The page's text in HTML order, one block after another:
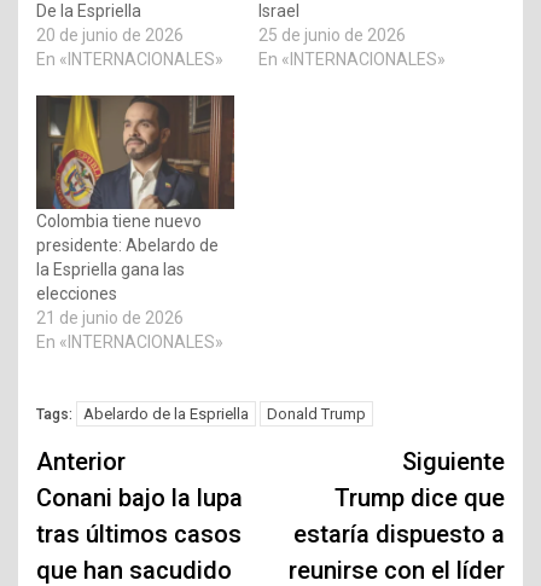
De la Espriella
20 de junio de 2026
En «INTERNACIONALES»
Israel
25 de junio de 2026
En «INTERNACIONALES»
Colombia tiene nuevo
presidente: Abelardo de
la Espriella gana las
elecciones
21 de junio de 2026
En «INTERNACIONALES»
Tags: Abelardo de la Espriella Donald Trump
Navegación
de
entradas
Anterior
Conani bajo la lupa
tras últimos casos
que han sacudido
Siguiente
Trump dice que
estaría dispuesto a
reunirse con el líder